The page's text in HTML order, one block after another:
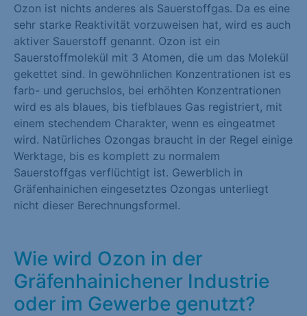
Ozon ist nichts anderes als Sauerstoffgas. Da es eine
sehr starke Reaktivität vorzuweisen hat, wird es auch
aktiver Sauerstoff genannt. Ozon ist ein
Sauerstoffmolekül mit 3 Atomen, die um das Molekül
gekettet sind. In gewöhnlichen Konzentrationen ist es
farb- und geruchslos, bei erhöhten Konzentrationen
wird es als blaues, bis tiefblaues Gas registriert, mit
einem stechendem Charakter, wenn es eingeatmet
wird. Natürliches Ozongas braucht in der Regel einige
Werktage, bis es komplett zu normalem
Sauerstoffgas verflüchtigt ist. Gewerblich in
Gräfenhainichen eingesetztes Ozongas unterliegt
nicht dieser Berechnungsformel.
Wie wird Ozon in der
Gräfenhainichener Industrie
oder im Gewerbe genutzt?